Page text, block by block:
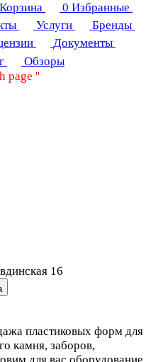
Корзина 0 Избранные
Услуги
Бренды
Документы
Обзоры
page ''
16
пластиковых форм для
камня, заборов,